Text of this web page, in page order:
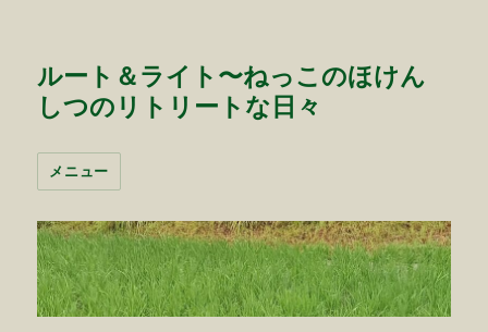
ルート＆ライト〜ねっこのほけん
しつのリトリートな日々
メニュー